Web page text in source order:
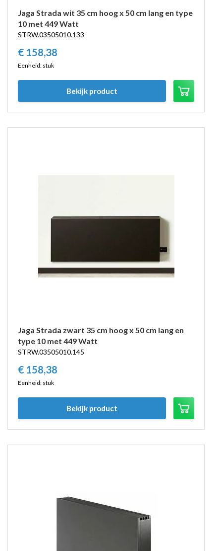
Jaga Strada wit 35 cm hoog x 50 cm lang en type
10 met 449 Watt
STRW.03505010.133
€ 158,38
Eenheid: stuk
Bekijk product
Jaga Strada zwart 35 cm hoog x 50 cm lang en
type 10 met 449 Watt
STRW.03505010.145
€ 158,38
Eenheid: stuk
Bekijk product